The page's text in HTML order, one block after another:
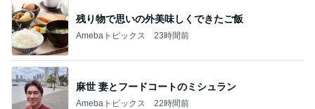
残り物で思いの外美味しくできたご飯
Amebaトピックス 23時間前
麻世 妻とフードコートのミシュラン
Amebaトピックス 22時間前